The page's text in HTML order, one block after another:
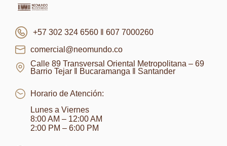
+57 302 324 6560 ‖ 607 7000260
comercial@neomundo.co
Calle 89 Transversal Oriental Metropolitana – 69
Barrio Tejar ‖ Bucaramanga ‖ Santander
Horario de Atención:
Lunes a Viernes
8:00 AM – 12:00 AM
2:00 PM – 6:00 PM